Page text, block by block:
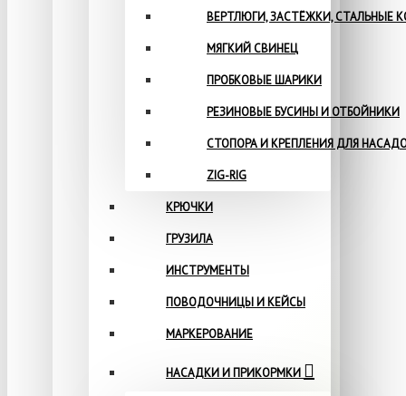
ВЕРТЛЮГИ, ЗАСТЁЖКИ, СТАЛЬНЫЕ
МЯГКИЙ СВИНЕЦ
ПРОБКОВЫЕ ШАРИКИ
РЕЗИНОВЫЕ БУСИНЫ И ОТБОЙНИКИ
СТОПОРА И КРЕПЛЕНИЯ ДЛЯ
ZIG-RIG
КРЮЧКИ
ГРУЗИЛА
ИНСТРУМЕНТЫ
ПОВОДОЧНИЦЫ И КЕЙСЫ
МАРКЕРОВАНИЕ
НАСАДКИ И ПРИКОРМКИ